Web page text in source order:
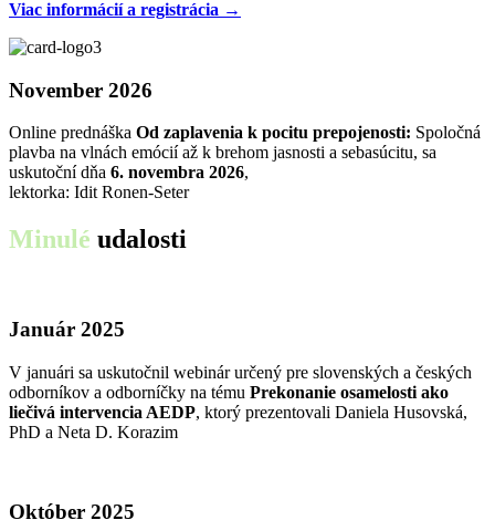
Viac informácií a registrácia →
November 2026
Online prednáška Od zaplavenia k pocitu prepojenosti: Spoločná
plavba na vlnách emócií až k brehom jasnosti a sebasúcitu, sa
uskutoční dňa 6. novembra 2026,
lektorka: Idit Ronen-Seter
Minulé udalosti
Január 2025
V januári sa uskutočnil webinár určený pre slovenských a českých
odborníkov a odborníčky na tému Prekonanie osamelosti ako
liečivá intervencia AEDP, ktorý prezentovali Daniela Husovská,
PhD a Neta D. Korazim
Október 2025